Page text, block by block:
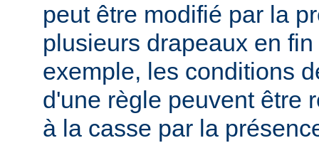
peut être modifié par la
plusieurs drapeaux en
exemple, les conditions
d'une règle peuvent être
à la casse par la